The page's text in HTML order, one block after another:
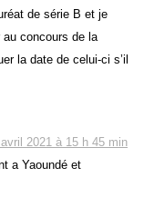
de série B et je
au concours de la
la date de celui-ci s’il
2021 à 15 h 45 min
a Yaoundé et